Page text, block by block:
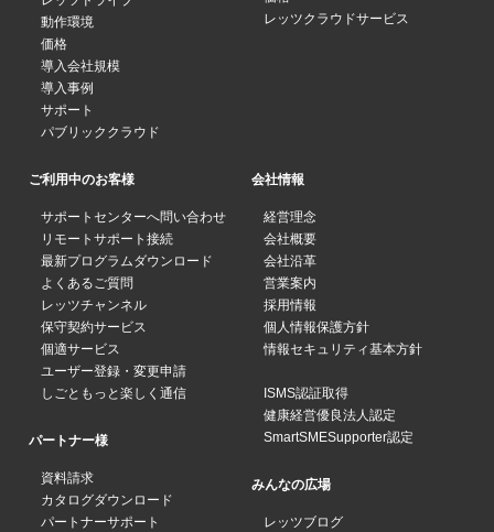
動作環境
価格
導入会社規模
導入事例
サポート
パブリッククラウド
レッツクラウドサービス
ご利用中のお客様
サポートセンターへ問い合わせ
リモートサポート接続
最新プログラムダウンロード
よくあるご質問
レッツチャンネル
保守契約サービス
個適サービス
ユーザー登録・変更申請
しごともっと楽しく通信
パートナー様
資料請求
カタログダウンロード
パートナーサポート
会社情報
経営理念
会社概要
会社沿革
営業案内
採用情報
個人情報保護方針
情報セキュリティ基本方針
ISMS認証取得
健康経営優良法人認定
SmartSMESupporter認定
みんなの広場
レッツブログ